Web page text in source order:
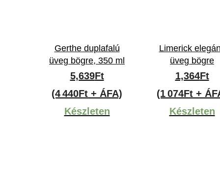
Gerthe duplafalú
üveg bögre, 350 ml
5,639Ft
(4 440Ft + ÁFA)
Készleten
Limerick
üveg bögre
1,364Ft
(1 074Ft +
Készleten